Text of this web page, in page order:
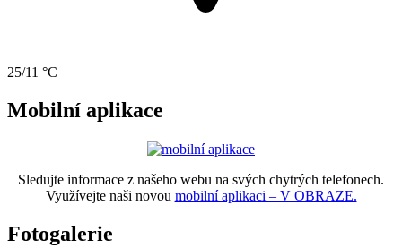
25/11 °C
Mobilní aplikace
Sledujte informace z našeho webu na svých chytrých telefonech.
Využívejte naši novou mobilní aplikaci – V OBRAZE.
Fotogalerie